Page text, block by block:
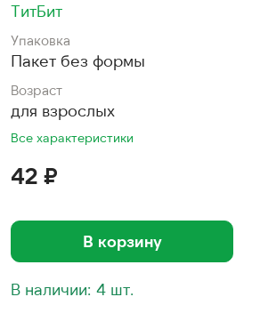
ТитБит
Упаковка
Пакет без формы
Возраст
для взрослых
Все характеристики
42 ₽
В корзину
В наличии: 4 шт.